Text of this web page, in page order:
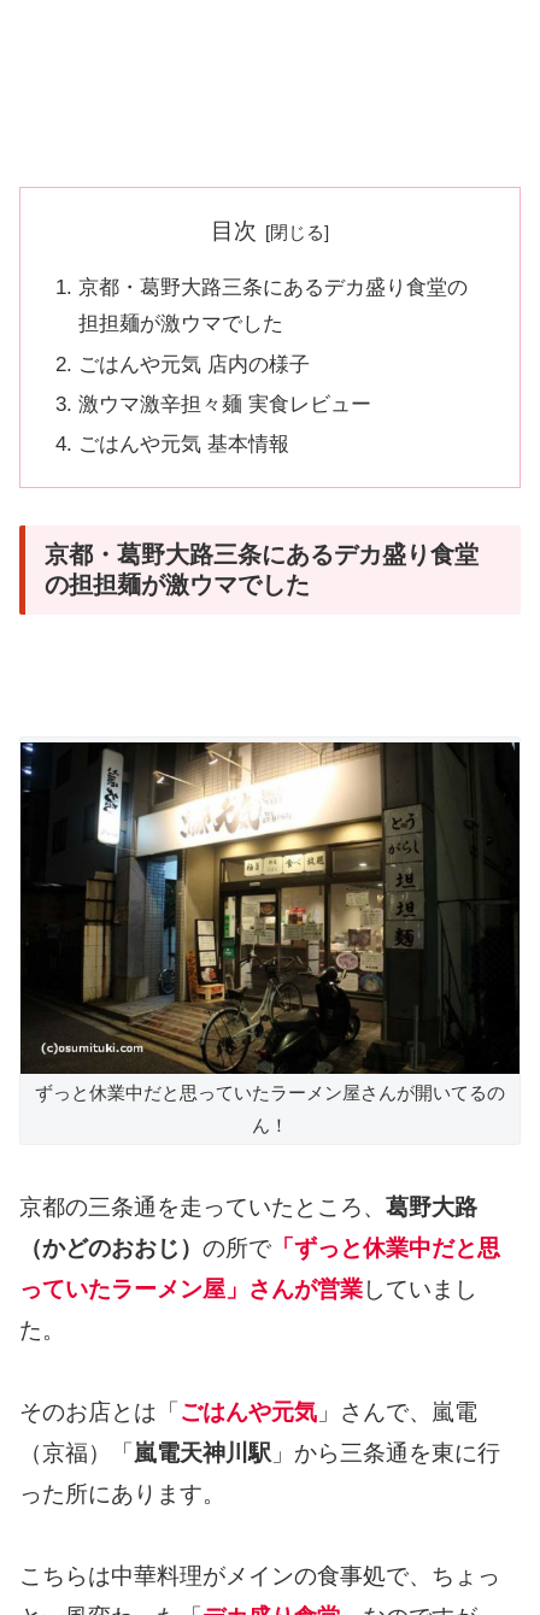
目次
京都・葛野大路三条にあるデカ盛り食堂の
担担麺が激ウマでした
ごはんや元気 店内の様子
激ウマ激辛担々麺 実食レビュー
ごはんや元気 基本情報
京都・葛野大路三条にあるデカ盛り食堂
の担担麺が激ウマでした
ずっと休業中だと思っていたラーメン屋さんが開いてるの
ん！
京都の三条通を走っていたところ、 葛野大路
（かどのおおじ） の所で 「ずっと休業中だと思
っていたラーメン屋」さんが営業していまし
た。
そのお店とは「ごはんや元気 」さんで、嵐電
（京福）「嵐電天神川駅 」から三条通を東に行
った所にあります。
こちらは中華料理がメインの食事処で、ちょっ